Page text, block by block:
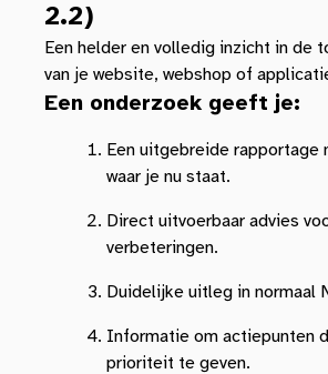
2.2)
Een helder en volledig inzicht in de
van je website, webshop of
Een onderzoek geeft je:
Een uitgebreide rapportage
waar je nu staat.
Direct uitvoerbaar advies
verbeteringen.
Duidelijke uitleg in normaal
Informatie om actiepunten
prioriteit te geven.